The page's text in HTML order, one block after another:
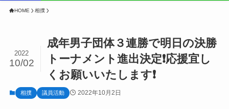
HOME 相撲
成年男子団体３連勝で明日の決勝
トーナメント進出決定❗応援宜し
くお願いいたします❗
2022
10/02
相撲 議員活動 2022年10月2日